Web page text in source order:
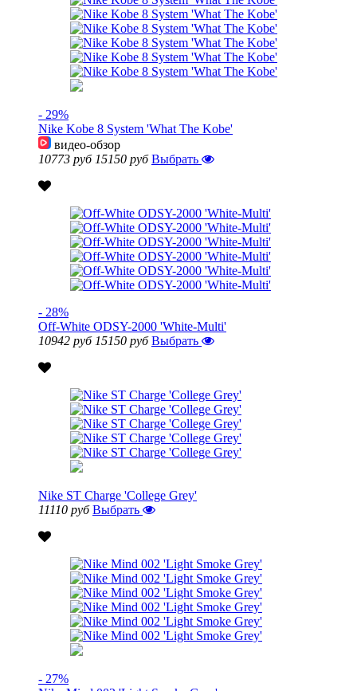
- 29%
Nike Kobe 8 System 'What The Kobe'
видео-обзор
10773 руб 15150 руб Выбрать
- 28%
Off-White ODSY-2000 'White-Multi'
10942 руб 15150 руб Выбрать
Nike ST Charge 'College Grey'
11110 руб Выбрать
- 27%